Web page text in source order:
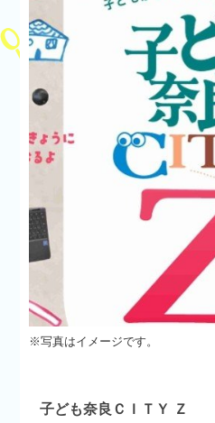
※写真はイメージです。
子ども奈良ＣＩＴＹ Ｚ